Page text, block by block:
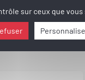
pour ce
sur ceux que vous